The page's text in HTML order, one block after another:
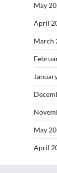
May
April
March
May
April